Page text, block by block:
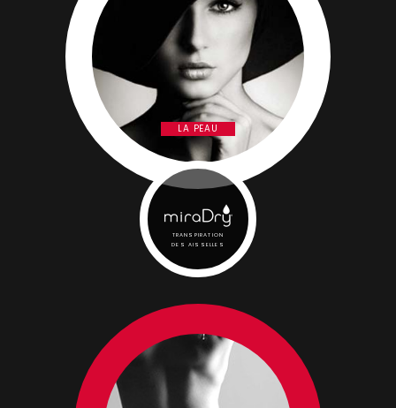
LA PEAU
TRANSPIRATION
DES AISSELLES